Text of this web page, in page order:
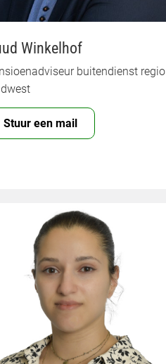
Winkelhof
buitendienst regio
Stuur een mail